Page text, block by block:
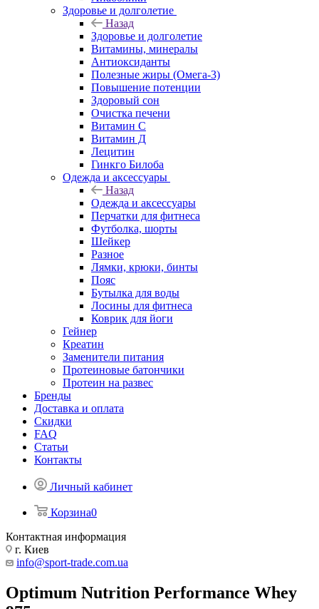
Здоровье и долголетие
Назад
Здоровье и долголетие
Витамины, минералы
Антиоксиданты
Полезные жиры (Омега-3)
Повышение потенции
Здоровый сон
Очистка печени
Витамин С
Витамин Д
Лецитин
Гинкго Билоба
Одежда и аксессуары
Назад
Одежда и аксессуары
Перчатки для фитнеса
Футболка, шорты
Шейкер
Разное
Лямки, крюки, бинты
Пояс
Бутылка для воды
Лосины для фитнеса
Коврик для йоги
Гейнер
Креатин
Заменители питания
Протеиновые батончики
Протеин на развес
Бренды
Доставка и оплата
Скидки
FAQ
Статьи
Контакты
Личный кабинет
Корзина0
Контактная информация
г. Киев
info@sport-trade.com.ua
Optimum Nutrition Performance Whey